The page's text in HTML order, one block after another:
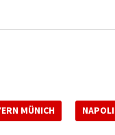
MÜNICH NAPOLI